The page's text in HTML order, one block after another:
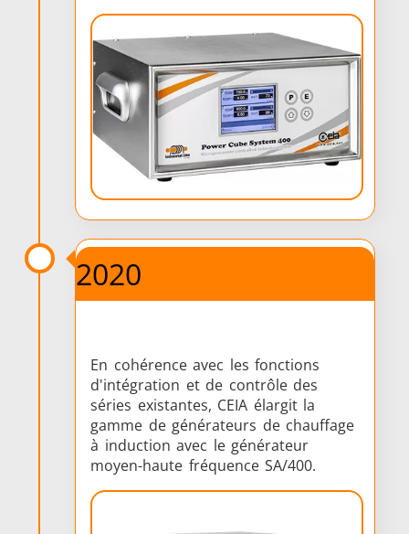
Énergie verte Fil et câble
Outils
métalliques
Semi-
Tube et
2020
En cohérence avec les fonctions
d'intégration et de contrôle des
séries existantes, CEIA élargit la
gamme de générateurs de chauffage
à induction avec le générateur
moyen-haute fréquence SA/400.